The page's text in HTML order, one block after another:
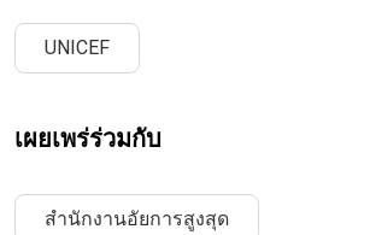
UNICEF
เผยเพร่ร่วมกับ
สำนักงานอัยการสูงสุด